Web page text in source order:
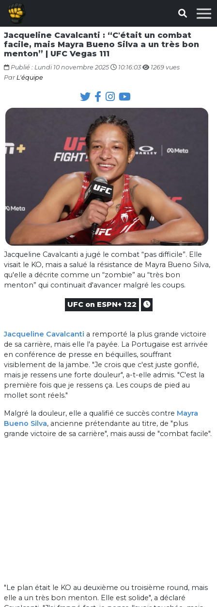
Jacqueline Cavalcanti : “C'était un combat
facile, mais Mayra Bueno Silva a un très bon
menton” | UFC Vegas 111
Publié : Lundi 10 novembre 2025 10:16:03
1269 vues
Par L'équipe
Jacqueline Cavalcanti a jugé le combat “pas difficile”. Elle
visait le KO, mais a salué la résistance de Mayra Bueno Silva,
qu'elle a décrite comme un “zombie” au “très bon
menton” qui continuait d'avancer malgré les coups.
UFC on ESPN+ 122
Jacqueline Cavalcanti a remporté la plus grande victoire
de sa carrière, mais elle l'a payée. La Portugaise est arrivée
en conférence de presse en béquilles, souffrant
visiblement de la jambe. "Je crois que c'est juste gonflé,
mais je ressens une forte douleur", a-t-elle admis. "C'est la
première fois que je ressens ça. Les coups de pied au
mollet sont réels."
Malgré la douleur, elle a qualifié ce succès contre Mayra
Bueno Silva, ancienne prétendante au titre, de "plus
grande victoire de sa carrière", mais aussi de "combat facile".
"Le plan était le KO au deuxième ou troisième round, mais
elle a un très bon menton. Elle est solide", a déclaré